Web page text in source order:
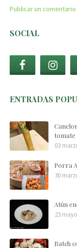
Publicar un comentario
SOCIAL
ENTRADAS
tomate
03
Porra
30
Atún
23 mayo
Batch